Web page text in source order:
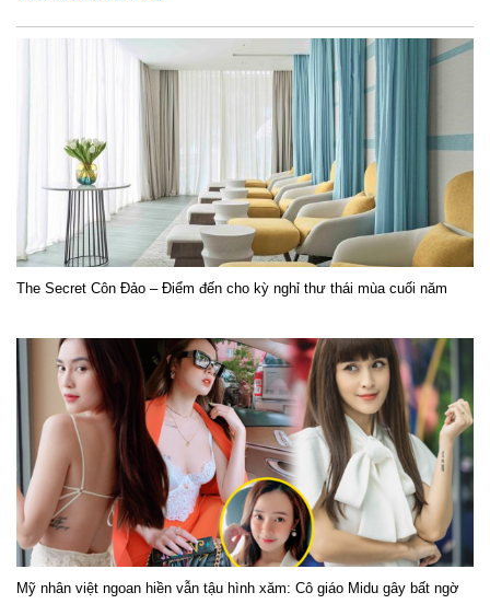
The Secret Côn Đảo – Điểm đến cho kỳ nghỉ thư thái mùa cuối năm
Mỹ nhân việt ngoan hiền vẫn tậu hình xăm: Cô giáo Midu gây bất ngờ